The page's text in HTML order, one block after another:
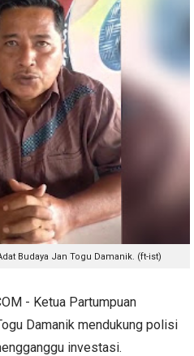
Budaya Jan Togu Damanik. (ft-ist)
- Ketua Partumpuan
Damanik mendukung polisi
investasi.